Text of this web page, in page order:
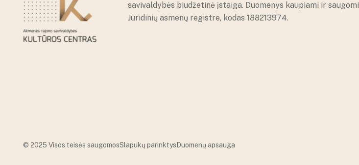
savivaldybės biudžetinė įstaiga. Duomenys kaupiami ir saugomi
Juridinių asmenų registre, kodas 188213974.
© 2025 Visos teisės saugomosSlapukų parinktys Duomenų apsauga